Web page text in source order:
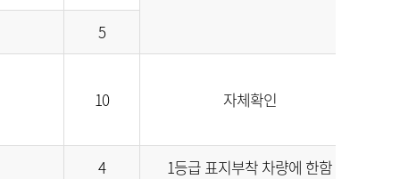
5
10 자체확인
4
1등급 표지부착 차량에 한함